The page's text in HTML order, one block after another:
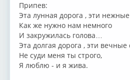
Припев:
Эта лунная дорога , эти
Как же нужно нам немного
И закружилась голова…
Эта долгая дорога , эти вечные
Не суди меня ты строго,
Я люблю - и я жива.